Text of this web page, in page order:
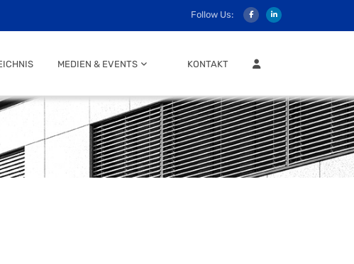
Follow Us:
MEDIEN & EVENTS KONTAKT MITGLIEDER LOGIN